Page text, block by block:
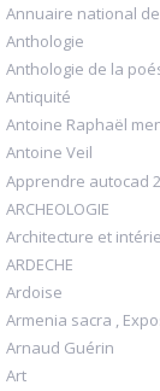
Annuaire national
Anthologie
Anthologie de la
Antiquité
Antoine Raphaël
Antoine Veil
Apprendre autocad
ARCHEOLOGIE
Architecture et
ARDECHE
Ardoise
Armenia sacra ,
Arnaud Guérin
Art